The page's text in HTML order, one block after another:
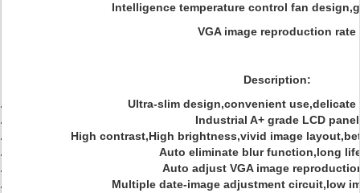
Intelligence temperature control fan
VGA image reproduction rate
Description:
Ultra-slim design,convenient use,delicate
Industrial A+ grade LCD panel
High contrast,High brightness,vivid image
Auto eliminate blur function,long
Auto adjust VGA image
Multiple date-image adjustment circuit,low